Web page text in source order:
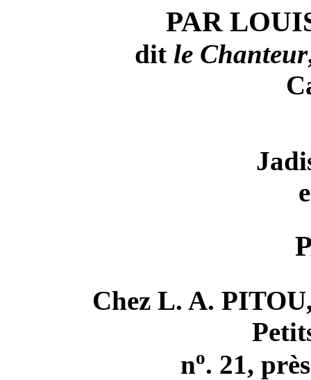
PAR
dit le Chanteur
Chez L. A.
no. 21,